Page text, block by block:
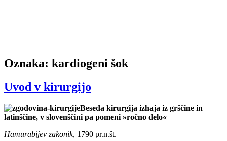
Oznaka: kardiogeni šok
Uvod v kirurgijo
Beseda kirurgija izhaja iz grščine in
latinščine, v slovenščini pa pomeni »ročno delo«
Hamurabijev zakonik, 1790 pr.n.št.